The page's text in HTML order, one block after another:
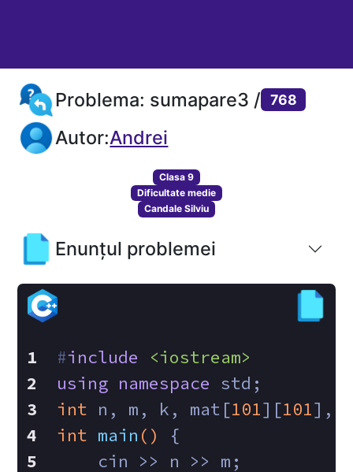
Problema: sumapare3 / 768
Autor:Andrei
Clasa 9
Dificultate medie
Candale Silviu
Enunțul problemei
#include
<iostream>
using namespace std;
int n, m, k, mat[101][101],
int main ()
{
    cin >> n >> m;